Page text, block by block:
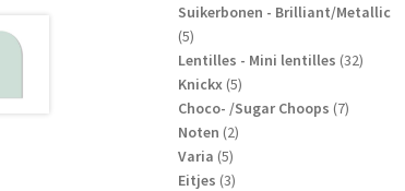
Suikerbonen - Brilliant/Metallic
55
producten
Lentilles - Mini lentilles 3232
Knickx 55
producten
Choco- /Sugar Choops 77
Noten 22
Varia 55
producten
Eitjes 33